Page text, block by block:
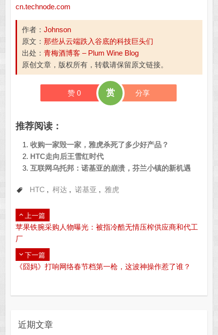
cn.technode.com
作者： Johnson
原文： 那些从云端跌入谷底的科技巨头们
出处： 青梅酒博客 – Plum Wine Blog
原创文章，版权所有，转载请保留原文链接。
赞 0 赏 分享
推荐阅读：
收购一家毁一家，雅虎杀死了多少好产品？
HTC走向后王雪红时代
互联网乌托邦：诺基亚的崩溃，芬兰小镇的新机遇
HTC , 柯达 , 诺基亚 , 雅虎
上一篇
苹果铁腕采购人物曝光：被指冷酷无情压榨供应商和代工
厂
下一篇
《囧妈》打响网络春节档第一枪，这波神操作惹了谁？
近期文章